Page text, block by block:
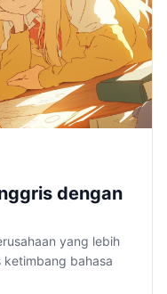
dengan
yang lebih
ketimbang bahasa